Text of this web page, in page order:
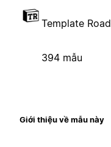
Template Road
394 mẫu
Giới thiệu về mẫu này